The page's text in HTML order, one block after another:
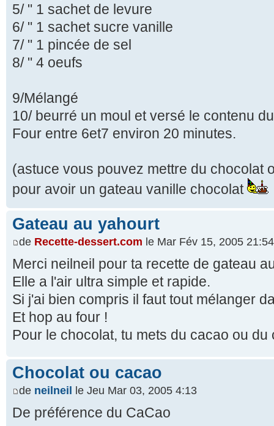
5/ " 1 sachet de levure
6/ " 1 sachet sucre vanille
7/ " 1 pincée de sel
8/ " 4 oeufs
9/Mélangé
10/ beurré un moul et versé le contenu
Four entre 6et7 environ 20 minutes.
(astuce vous pouvez mettre du chocolat
pour avoir un gateau vanille chocolat
Gateau au yahourt
de Recette-dessert.com le Mar Fév 15, 2005 21:54
Merci neilneil pour ta recette de gateau
Elle a l'air ultra simple et rapide.
Si j'ai bien compris il faut tout mélanger
Et hop au four !
Pour le chocolat, tu mets du cacao ou
Chocolat ou cacao
de neilneil le Jeu Mar 03, 2005 4:13
De préférence du CaCao